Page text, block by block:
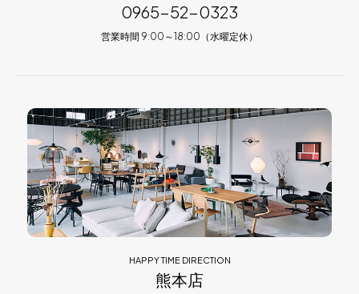
0965-52-0323
営業時間 9:00～18:00（水曜定休）
HAPPY TIME DIRECTION
熊本店